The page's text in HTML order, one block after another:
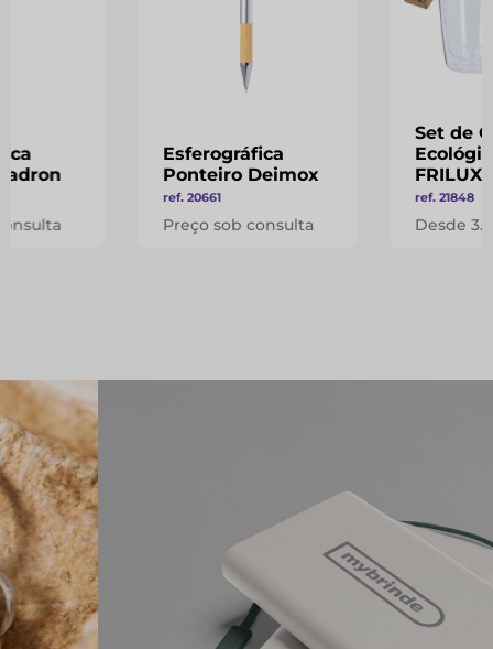
Esferográfica
Ponteiro Deimox
ref. 20661
Preço sob consulta
Set de
FRILUX
ref. 21848
Desde